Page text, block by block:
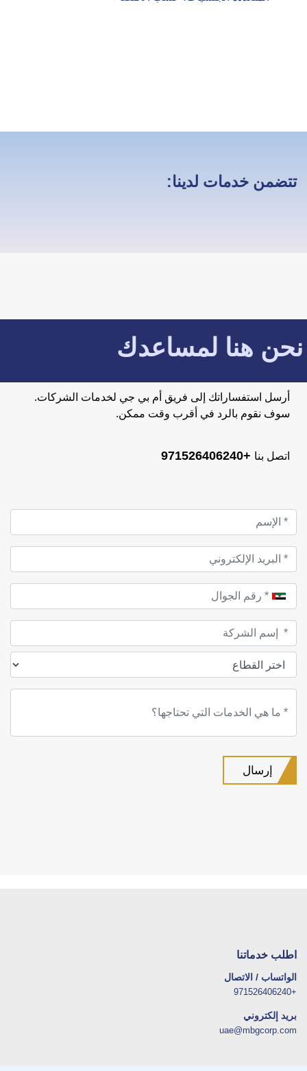
تتضمن خدمات لدينا:
نحن هنا لمساعدك
أرسل استفساراتك إلى فريق أم بي جي لخدمات الشركات.
سوف نقوم بالرد في أقرب وقت ممكن.
اتصل بنا +971526406240
اطلب خدماتنا
الواتساب / الاتصال
+971526406240
بريد إلكتروني
uae@mbgcorp.com